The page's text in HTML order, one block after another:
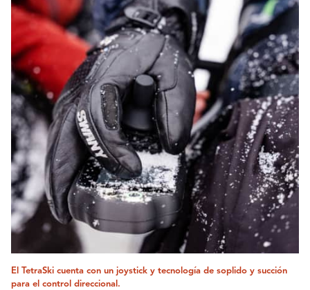
El TetraSki cuenta con un joystick y tecnología de soplido y succión
para el control direccional.